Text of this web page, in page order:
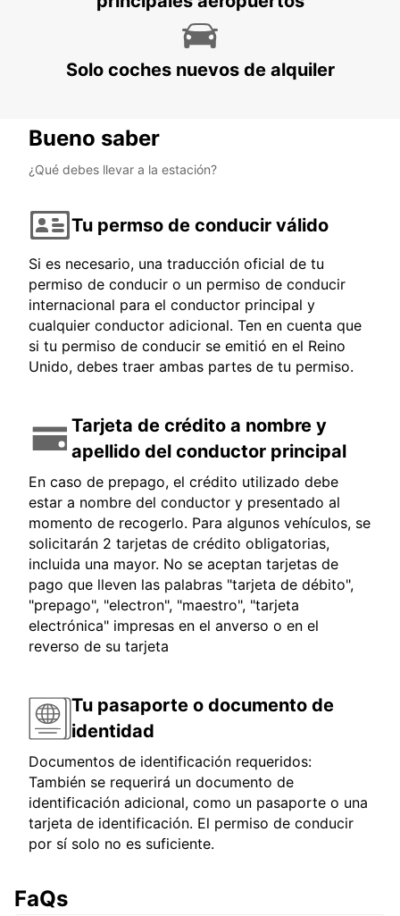
Solo coches nuevos de alquiler
Bueno saber
¿Qué debes llevar a la estación?
Tu permso de conducir válido
Si es necesario, una traducción oficial de tu
permiso de conducir o un permiso de conducir
internacional para el conductor principal y
cualquier conductor adicional. Ten en cuenta que
si tu permiso de conducir se emitió en el Reino
Unido, debes traer ambas partes de tu permiso.
Tarjeta de crédito a nombre y
apellido del conductor principal
En caso de prepago, el crédito utilizado debe
estar a nombre del conductor y presentado al
momento de recogerlo. Para algunos vehículos, se
solicitarán 2 tarjetas de crédito obligatorias,
incluida una mayor. No se aceptan tarjetas de
pago que lleven las palabras "tarjeta de débito",
"prepago", "electron", "maestro", "tarjeta
electrónica" impresas en el anverso o en el
reverso de su tarjeta
Tu pasaporte o documento de
identidad
Documentos de identificación requeridos:
También se requerirá un documento de
identificación adicional, como un pasaporte o una
tarjeta de identificación. El permiso de conducir
por sí solo no es suficiente.
FaQs